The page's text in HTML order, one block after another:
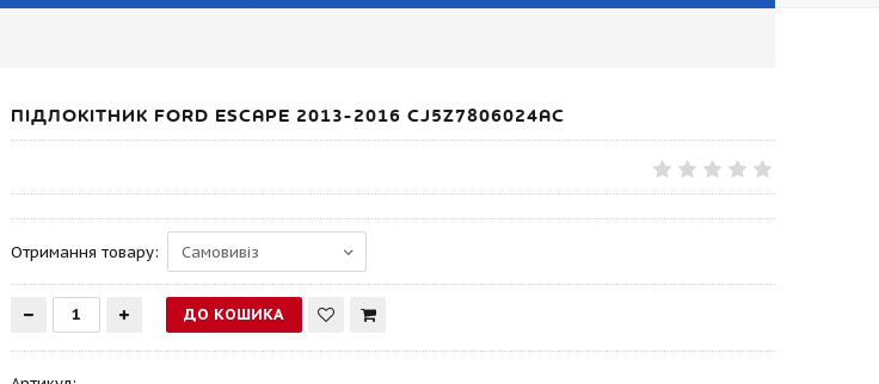
ПІДЛОКІТНИК FORD ESCAPE 2013-2016 CJ5Z7806024AC
Отримання товару: